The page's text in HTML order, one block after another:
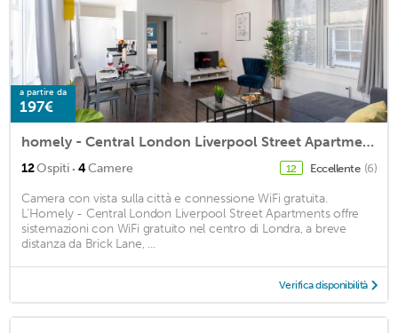
a partire da
197€
homely - Central London Liverpool Street Apartments
12Ospiti · 4Camere 12 Eccellente (6)
Camera con vista sulla città e connessione WiFi gratuita.
L'Homely - Central London Liverpool Street Apartments offre
sistemazioni con WiFi gratuito nel centro di Londra, a breve
distanza da Brick Lane, ...
Verifica disponibilità